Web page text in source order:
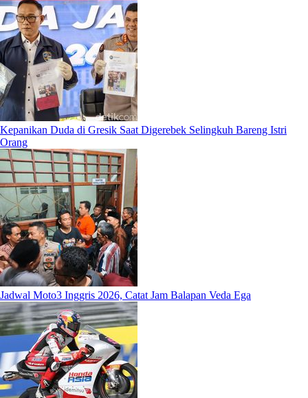
Kepanikan Duda di Gresik Saat Digerebek Selingkuh Bareng Istri
Orang
Jadwal Moto3 Inggris 2026, Catat Jam Balapan Veda Ega